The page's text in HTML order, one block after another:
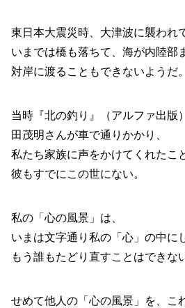
東日本大震災時、大津波に襲われ
いまでは橋も落ちて、海が内陸部
対岸に渡ることもできないようだ。
当時『北の釣り』（アルファ出版
田茂明さんが車で通りかかり、
私たち家族に声をかけてくれたこ
彼もすでにこの世にない。
私の「心の風景」は、
いまは文字通り私の「心」の中に
もう誰もたどり直すことはできな
せめて他人の「心の風景」を、こ